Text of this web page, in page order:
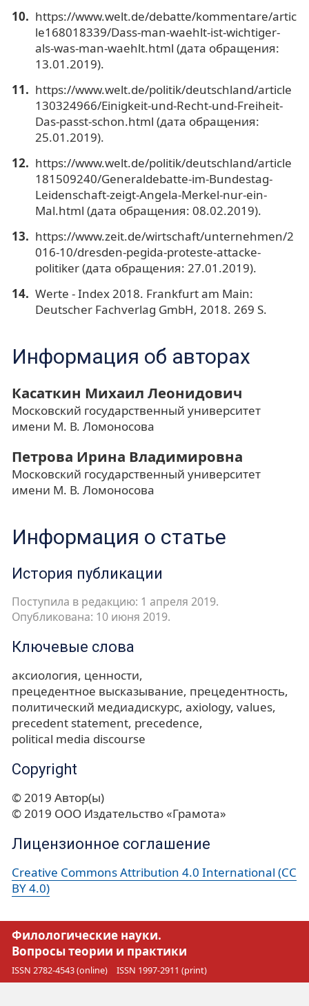
https://www.welt.de/debatte/kommentare/artic
le168018339/Dass-man-waehlt-ist-wichtiger-
als-was-man-waehlt.html (дата обращения:
13.01.2019).
https://www.welt.de/politik/deutschland/article
130324966/Einigkeit-und-Recht-und-Freiheit-
Das-passt-schon.html (дата обращения:
25.01.2019).
https://www.welt.de/politik/deutschland/article
181509240/Generaldebatte-im-Bundestag-
Leidenschaft-zeigt-Angela-Merkel-nur-ein-
Mal.html (дата обращения: 08.02.2019).
https://www.zeit.de/wirtschaft/unternehmen/2
016-10/dresden-pegida-proteste-attacke-
politiker (дата обращения: 27.01.2019).
Werte - Index 2018. Frankfurt am Main:
Deutscher Fachverlag GmbH, 2018. 269 S.
Информация об авторах
Касаткин Михаил Леонидович
Московский государственный университет
имени М. В. Ломоносова
Петрова Ирина Владимировна
Московский государственный университет
имени М. В. Ломоносова
Информация о статье
История публикации
Поступила в редакцию: 1 апреля 2019.
Опубликована: 10 июня 2019.
Ключевые слова
аксиология ценности
прецедентное высказывание прецедентность
политический медиадискурс axiology values
precedent statement precedence
political media discourse
Copyright
© 2019 Автор(ы)
© 2019 ООО Издательство «Грамота»
Лицензионное соглашение
Creative Commons Attribution 4.0 International (CC
BY 4.0)
Филологические науки.
Вопросы теории и практики
ISSN 2782-4543 (online) ISSN 1997-2911 (print)